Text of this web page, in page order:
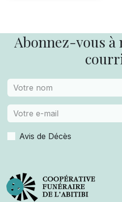
Abonnez-vous
Avis de Décès